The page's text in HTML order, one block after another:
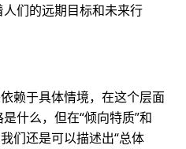
们的远期目标和未来行
赖于具体情境，在这个层面
什么，但在“倾向特质”和
们还是可以描述出“总体